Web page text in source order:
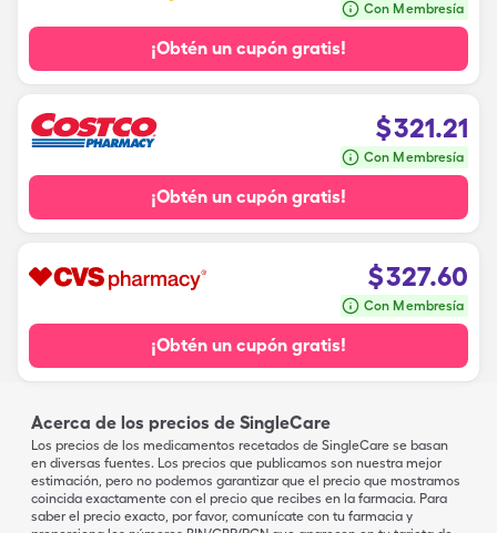
Con Membresía
¡Obtén un cupón gratis!
$321.21
Con Membresía
¡Obtén un cupón gratis!
$327.60
Con Membresía
¡Obtén un cupón gratis!
Acerca de los precios de SingleCare
Los precios de los medicamentos recetados de SingleCare se basan
en diversas fuentes. Los precios que publicamos son nuestra mejor
estimación, pero no podemos garantizar que el precio que mostramos
coincida exactamente con el precio que recibes en la farmacia. Para
saber el precio exacto, por favor, comunícate con tu farmacia y